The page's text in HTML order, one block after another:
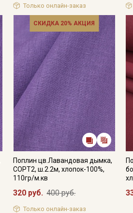
Только онлайн-заказ
СКИДКА 20% АКЦИЯ
Поплин цв.Лавандовая дымка,
СОРТ2, ш.2.2м, хлопок-100%,
110гр/м.кв
320 руб. 400 руб.
Только онлайн-заказ
Мы